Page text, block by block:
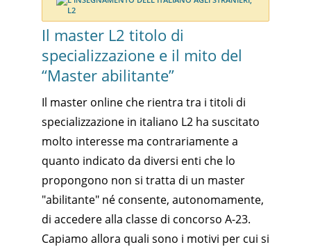
Il master L2 titolo di
specializzazione e il mito del
“Master abilitante”
Il master online che rientra tra i titoli di
specializzazione in italiano L2 ha suscitato
molto interesse ma contrariamente a
quanto indicato da diversi enti che lo
propongono non si tratta di un master
"abilitante" né consente, autonomamente,
di accedere alla classe di concorso A-23.
Capiamo allora quali sono i motivi per cui si